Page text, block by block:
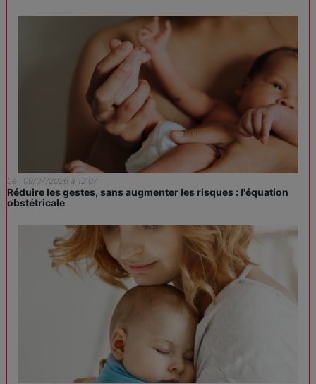
Le : 09/07/2026 à 12:07
Réduire les gestes, sans augmenter les risques : l'équation
obstétricale